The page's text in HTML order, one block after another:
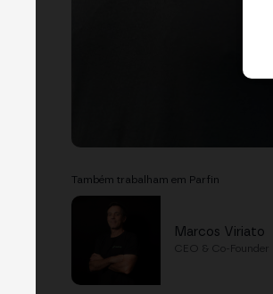
Também trabalham em Parfin
Marcos Viriato
CEO & Co-Founder